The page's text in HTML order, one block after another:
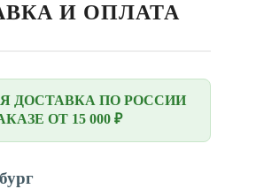
И ОПЛАТА
ДОСТАВКА ПО РОССИИ
ОТ 15 000 ₽